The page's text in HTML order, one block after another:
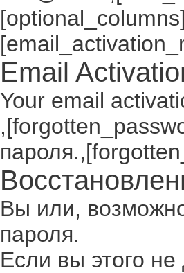
Email
Your email
Вы или,
пароля.
Если вы этого